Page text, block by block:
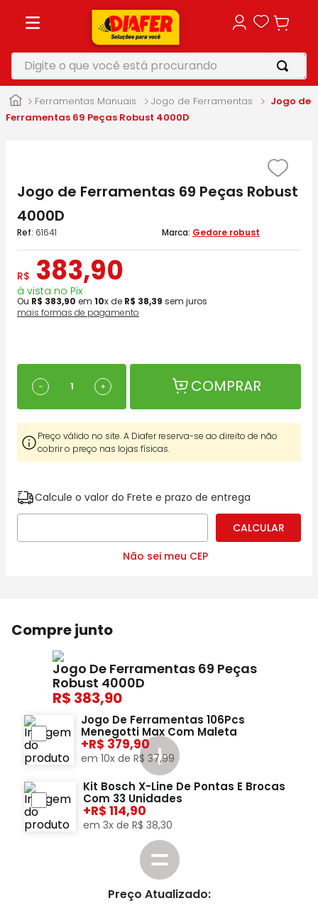
Digite o que você está procurando
Ferramentas Manuais Jogo de Ferramentas
Jogo de
Ferramentas 69 Peças Robust 4000D
Jogo de Ferramentas 69 Peças Robust
4000D
: 61641 Gedore robust
R$ 383,90
à vista no Pix
Ou R$ 383,90 em 10x de R$ 38,39 sem juros
mais formas de pagamento
＋
－ COMPRAR
Preço válido no site. A Diafer reserva-se ao direito de não
cobrir o preço nas lojas físicas.
Calcule o valor do Frete e prazo de entrega
Não sei meu CEP
Compre junto
Jogo De Ferramentas 69 Peças
Robust 4000D
383,90
Jogo De Ferramentas 106Pcs
Menegotti Max Com Maleta
+ 379,90
em10x deR$ 37,99
Kit Bosch X-Line De Pontas E Brocas
Com 33 Unidades
+ 114,90
em3x deR$ 38,30
Preço Atualizado:
1º
motosserra
4º
parafusadeira